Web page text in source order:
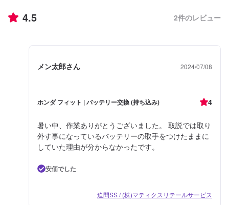
4.5 2件のレビュー
メン太郎さん 2024/07/08
ホンダ フィット | バッテリー交換 (持ち込み) 4
暑い中、作業ありがとうございました。 取説では取り
外す事になっているバッテリーの取手をつけたままに
していた理由が分からなかったです。
安価でした
迫間SS / (株)マティクスリテールサービス